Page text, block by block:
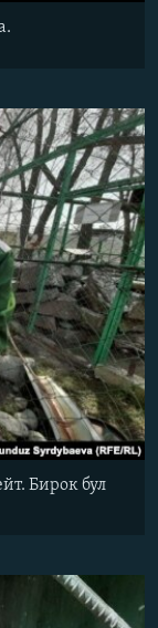
Бирок бул